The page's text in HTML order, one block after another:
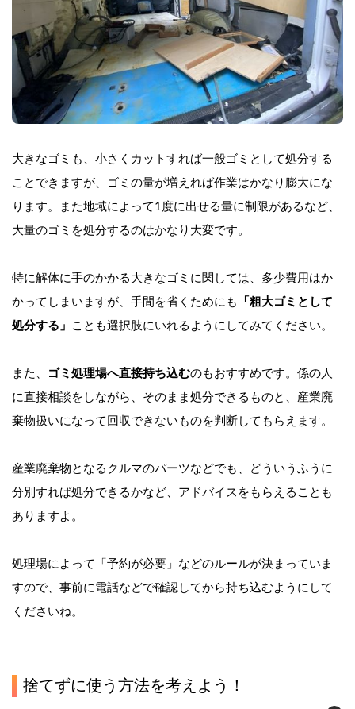
大きなゴミも、小さくカットすれば一般ゴミとして処分する
ことできますが、ゴミの量が増えれば作業はかなり膨大にな
ります。また地域によって1度に出せる量に制限があるなど、
大量のゴミを処分するのはかなり大変です。
特に解体に手のかかる大きなゴミに関しては、多少費用はか
かってしまいますが、手間を省くためにも
「粗大ゴミとして
処分する」
ことも選択肢にいれるようにしてみてください。
また、 ゴミ処理場へ直接持ち込むのもおすすめです。係の人
に直接相談をしながら、そのまま処分できるものと、産業廃
棄物扱いになって回収できないものを判断してもらえます。
産業廃棄物となるクルマのパーツなどでも、どういうふうに
分別すれば処分できるかなど、アドバイスをもらえることも
ありますよ。
処理場によって「予約が必要」などのルールが決まっていま
すので、事前に電話などで確認してから持ち込むようにして
くださいね。
捨てずに使う方法を考えよう！